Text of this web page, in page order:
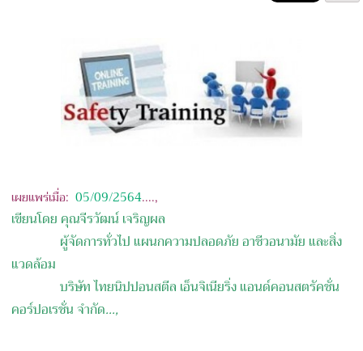
เผยแพร่เมื่อ:05/09/2564....,
เขียนโดย คุณจีรวัฒน์ เจริญผล
ผู้จัดการทั่วไป แผนกความปลอดภัย อาชีวอนามัย และสิ่ง
แวดล้อม
บริษัท ไทยนิปปอนสตีล เอ็นจิเนียริ่ง แอนด์คอนสตรัคชั่น
คอร์ปอเรชั่น จำกัด...,